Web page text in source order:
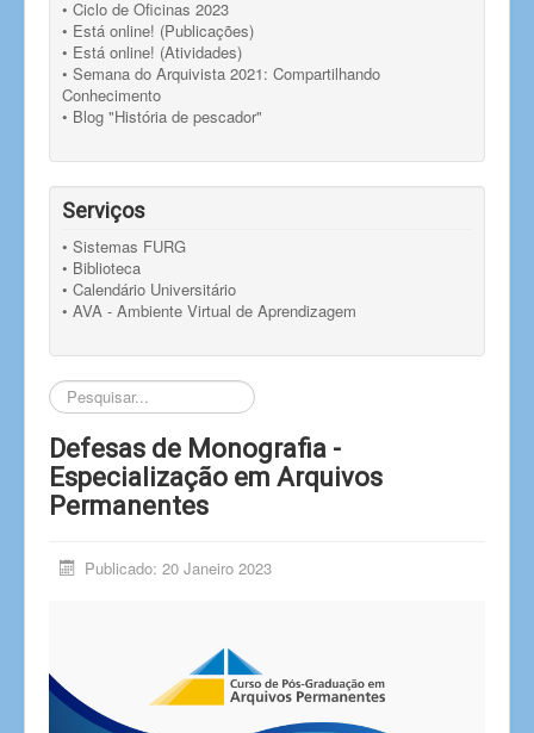
• Ciclo de Oficinas 2023
• Está online! (Publicações)
• Está online! (Atividades)
• Semana do Arquivista 2021: Compartilhando
Conhecimento
• Blog "História de pescador"
Serviços
• Sistemas FURG
• Biblioteca
• Calendário Universitário
• AVA - Ambiente Virtual de Aprendizagem
Pesquisar...
Defesas de Monografia -
Especialização em Arquivos
Permanentes
Publicado: 20 Janeiro 2023